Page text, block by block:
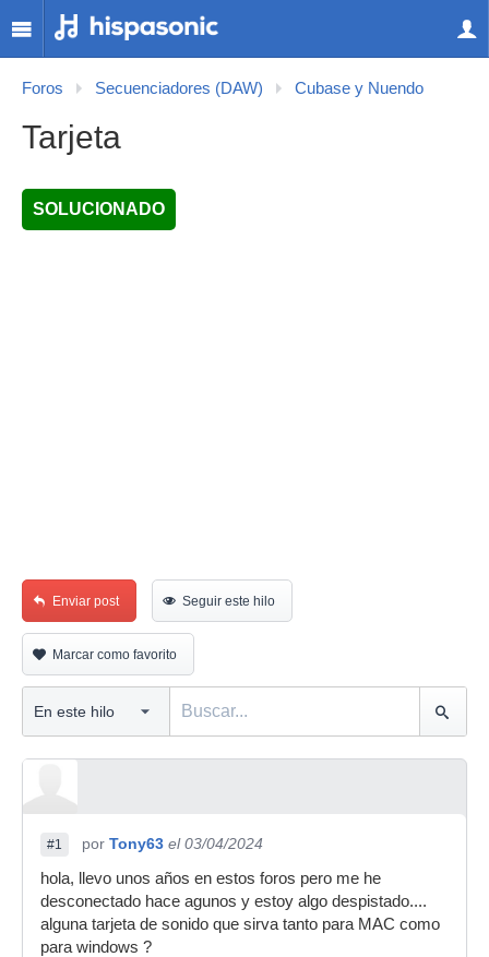
Foros Secuenciadores (DAW) Cubase y Nuendo
Tarjeta
SOLUCIONADO
Enviar post Seguir este hilo
Marcar como favorito
#1 por Tony63 el 03/04/2024
hola, llevo unos años en estos foros pero me he
desconectado hace agunos y estoy algo despistado....
alguna tarjeta de sonido que sirva tanto para MAC como
para windows ?